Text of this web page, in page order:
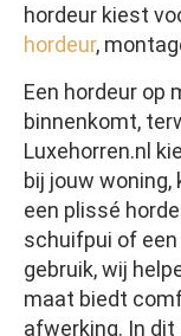
hordeur kiest
hordeur,
Een hordeur op
binnenkomt,
Luxehorren.nl
bij jouw woning,
een plissé
schuifpui of
gebruik, wij
maat biedt
afwerking. In dit